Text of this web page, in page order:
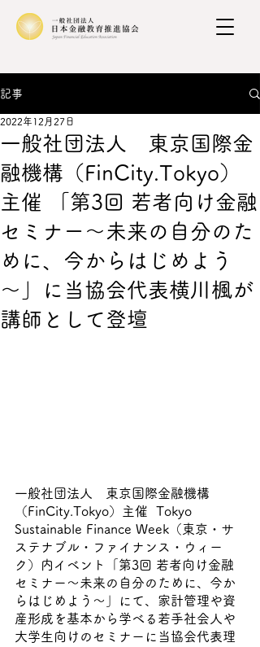
記事
一般社団法人 東京国際金
融機構（FinCity.Tokyo）
主催 「第3回 若者向け金融
セミナー～未来の自分のた
めに、今からはじめよう
～」に当協会代表横川楓が
講師として登壇
2022年12月27日
一般社団法人　東京国際金融機構
（FinCity.Tokyo）主催  Tokyo
Sustainable Finance Week（東京・サ
ステナブル・ファイナンス・ウィー
ク）内イベント「第3回 若者向け金融
セミナー～未来の自分のために、今か
らはじめよう～」にて、家計管理や資
産形成を基本から学べる若手社会人や
大学生向けのセミナーに当協会代表理